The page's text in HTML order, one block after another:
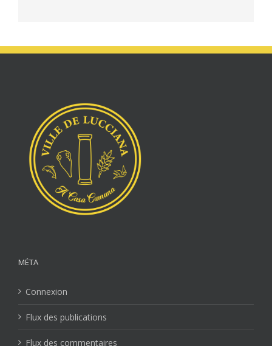
MÉTA
Connexion
Flux des publications
Flux des commentaires